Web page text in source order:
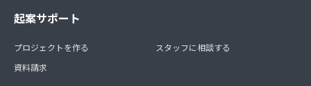
起案サポート
プロジェクトを作る
資料請求
スタッフに相談する